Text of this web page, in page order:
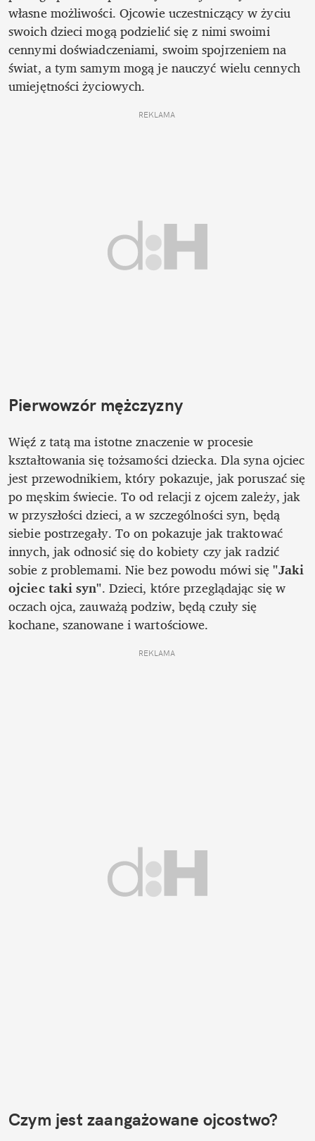
własne możliwości. Ojcowie uczestniczący w życiu
swoich dzieci mogą podzielić się z nimi swoimi
cennymi doświadczeniami, swoim spojrzeniem na
świat, a tym samym mogą je nauczyć wielu cennych
umiejętności życiowych.
REKLAMA
Pierwowzór mężczyzny
Więź z tatą ma istotne znaczenie w procesie
kształtowania się tożsamości dziecka. Dla syna ojciec
jest przewodnikiem, który pokazuje, jak poruszać się
po męskim świecie. To od relacji z ojcem zależy, jak
w przyszłości dzieci, a w szczególności syn, będą
siebie postrzegały. To on pokazuje jak traktować
innych, jak odnosić się do kobiety czy jak radzić
sobie z problemami. Nie bez powodu mówi się "Jaki
ojciec taki syn". Dzieci, które przeglądając się w
oczach ojca, zauważą podziw, będą czuły się
kochane, szanowane i wartościowe.
REKLAMA
Czym jest zaangażowane ojcostwo?